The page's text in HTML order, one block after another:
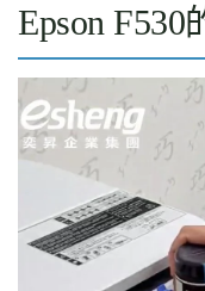
Epson